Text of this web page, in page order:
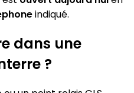
indiqué.
dans une
?